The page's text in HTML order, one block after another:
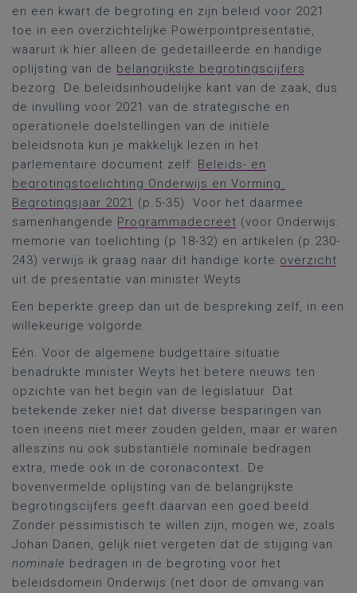
en een kwart de begroting en zijn beleid voor 2021
toe in een overzichtelijke Powerpointpresentatie,
waaruit ik hier alleen de gedetailleerde en handige
oplijsting van de belangrijkste begrotingscijfers
bezorg. De beleidsinhoudelijke kant van de zaak, dus
de invulling voor 2021 van de strategische en
operationele doelstellingen van de initiële
beleidsnota kun je makkelijk lezen in het
parlementaire document zelf: Beleids- en
begrotingstoelichting Onderwijs en Vorming.
Begrotingsjaar 2021 (p.5-35). Voor het daarmee
samenhangende Programmadecreet (voor Onderwijs:
memorie van toelichting (p.18-32) en artikelen (p.230-
243) verwijs ik graag naar dit handige korte overzicht
uit de presentatie van minister Weyts.
Een beperkte greep dan uit de bespreking zelf, in een
willekeurige volgorde.
Eén. Voor de algemene budgettaire situatie
benadrukte minister Weyts het betere nieuws ten
opzichte van het begin van de legislatuur. Dat
betekende zeker niet dat diverse besparingen van
toen ineens niet meer zouden gelden, maar er waren
alleszins nu ook substantiële nominale bedragen
extra, mede ook in de coronacontext. De
bovenvermelde oplijsting van de belangrijkste
begrotingscijfers geeft daarvan een goed beeld.
Zonder pessimistisch te willen zijn, mogen we, zoals
Johan Danen, gelijk niet vergeten dat de stijging van
nominale bedragen in de begroting voor het
beleidsdomein Onderwijs (net door de omvang van